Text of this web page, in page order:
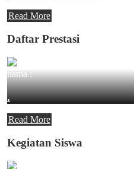
Read More
Daftar Prestasi
nama :
.
Read More
Kegiatan Siswa